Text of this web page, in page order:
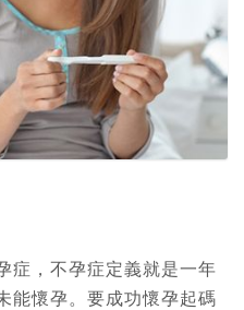
症，不孕症定義就是一年
能懷孕。要成功懷孕起碼